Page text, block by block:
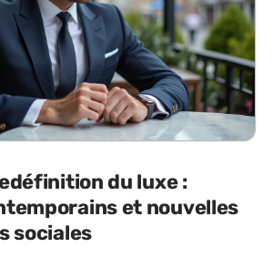
du luxe :
et nouvelles
sociales